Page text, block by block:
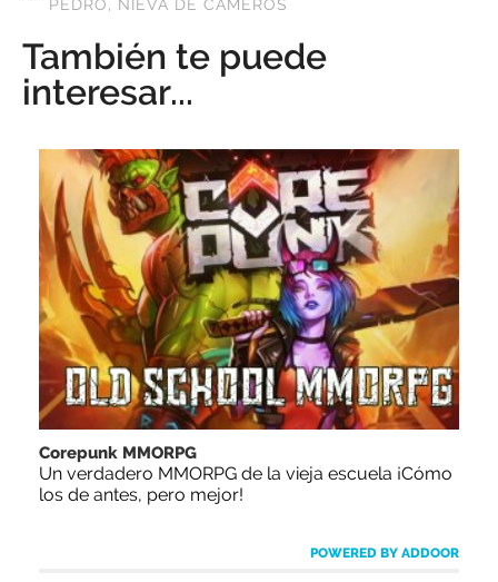
PEDRO, NIEVA DE CAMEROS
También te puede
interesar...
Corepunk MMORPG
Un verdadero MMORPG de la vieja escuela ¡Cómo
los de antes, pero mejor!
POWERED BY ADDOOR